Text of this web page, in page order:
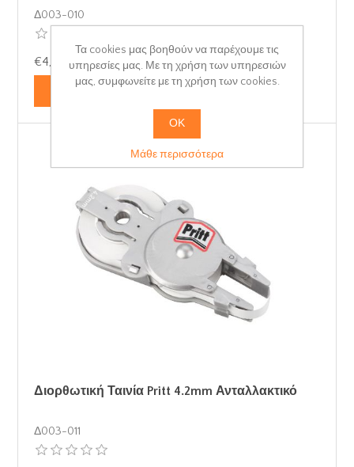
Δ003-010
€4,45 με ΦΠΑ
Διορθωτική Ταινία Pritt 4.2mm Ανταλλακτικό
Δ003-011
Τα cookies μας βοηθούν να παρέχουμε τις
υπηρεσίες μας. Με τη χρήση των υπηρεσιών
μας, συμφωνείτε με τη χρήση των cookies.
ΟΚ
Μάθε περισσότερα